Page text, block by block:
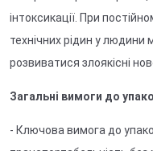
інтоксикації. При
технічних рідин у людини
розвиватися злоякісні
Загальні вимоги до
- Ключова вимога до